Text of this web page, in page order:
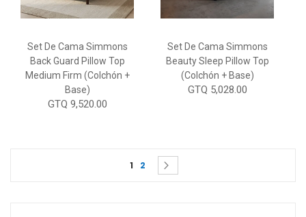
Set De Cama Simmons
Back Guard Pillow Top
Medium Firm (Colchón +
Base)
GTQ 9,520.00
Set De Cama Simmons
Beauty Sleep Pillow Top
(Colchón + Base)
GTQ 5,028.00
Page
You're currently reading page
1 Page
2 Page